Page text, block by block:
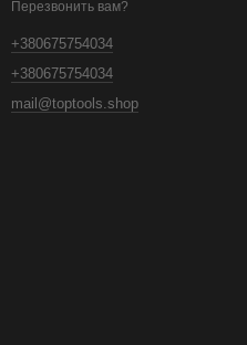
Перезвонить вам?
+380675754034
+380675754034
mail@toptools.shop